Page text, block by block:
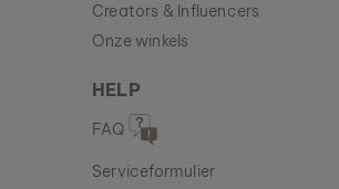
Creators & Influencers
Onze winkels
HELP
FAQ
Serviceformulier